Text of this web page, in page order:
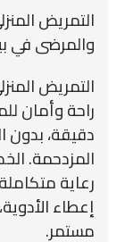
التمريض
والمرضى في
التمريض
راحة وأمان
دقيقة، بدون
المزدحمة.
رعاية
إعطاء
مستمر.